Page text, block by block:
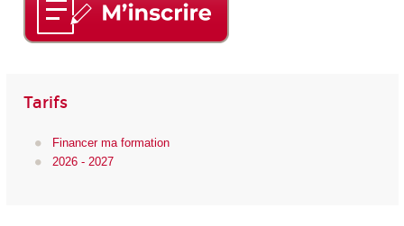
Tarifs
Financer ma formation
2026 - 2027